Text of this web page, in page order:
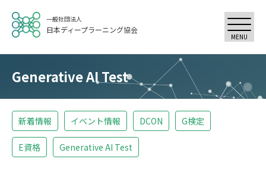
一般社団法人
日本ディープラーニング協会
MENU
Generative AI Test
新着情報 イベント情報 DCON G検定
E資格 Generative AI Test